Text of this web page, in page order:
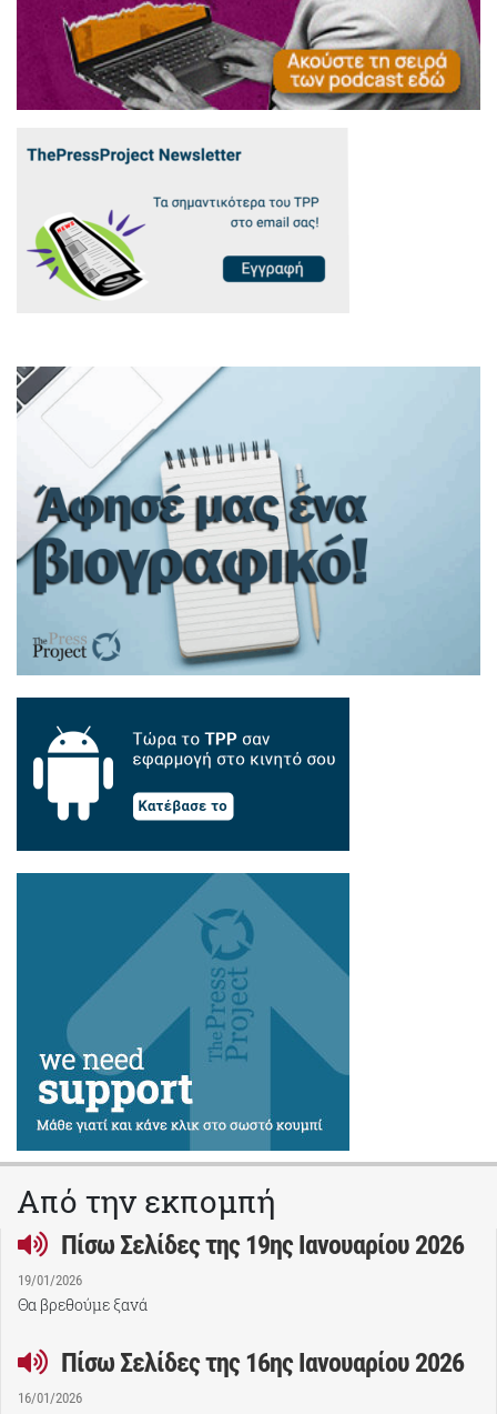
Από την εκπομπή
Πίσω Σελίδες της 19ης Ιανουαρίου 2026
19/01/2026
Θα βρεθούμε ξανά
Πίσω Σελίδες της 16ης Ιανουαρίου 2026
16/01/2026